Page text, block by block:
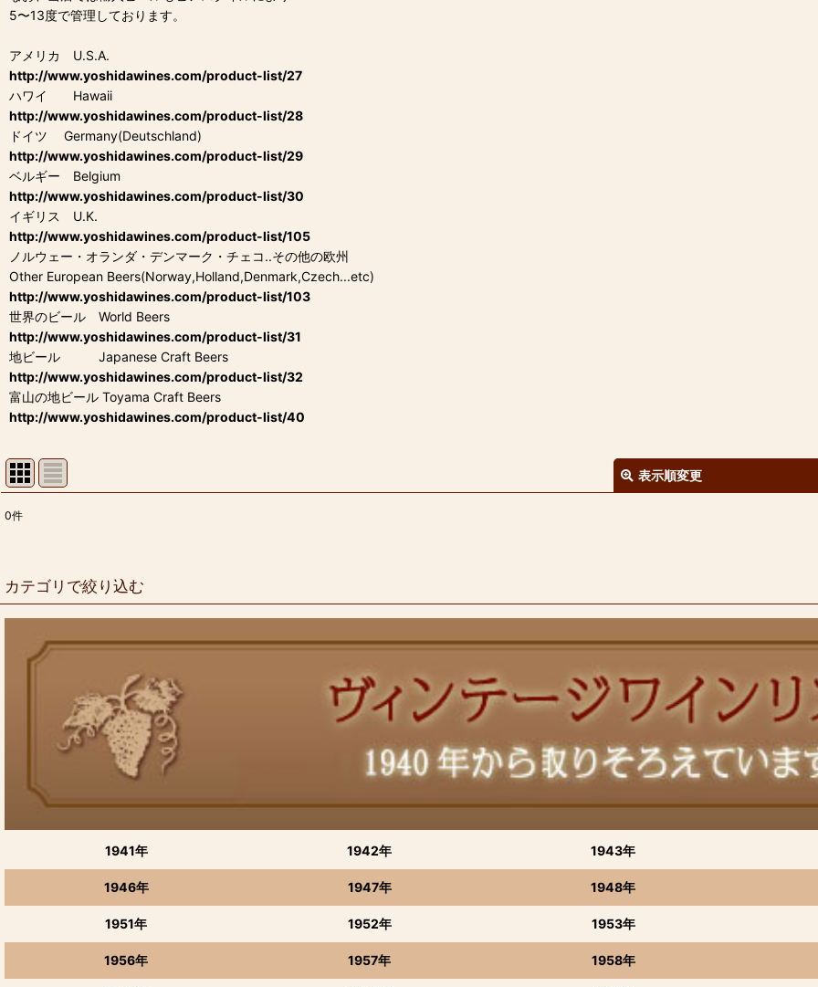
5〜13度で管理しております。
アメリカ U.S.A.
http://www.yoshidawines.com/product-list/27
ハワイ Hawaii
http://www.yoshidawines.com/product-list/28
ドイツ Germany(Deutschland)
http://www.yoshidawines.com/product-list/29
ベルギー Belgium
http://www.yoshidawines.com/product-list/30
イギリス U.K.
http://www.yoshidawines.com/product-list/105
ノルウェー・オランダ・デンマーク・チェコ..その他の欧州
Other European Beers(Norway,Holland,Denmark,Czech...etc)
http://www.yoshidawines.com/product-list/103
世界のビール World Beers
http://www.yoshidawines.com/product-list/31
地ビール Japanese Craft Beers
http://www.yoshidawines.com/product-list/32
富山の地ビール Toyama Craft Beers
http://www.yoshidawines.com/product-list/40
表示順変更
並び順
0件
カテゴリで絞り込む
富山のクラフトビール(地ビール)
地ビール 定番＆限定品
アメリカ・クラフトビール（U.S.A.Beer）
ドイツビール オーストリア
ベルギービール
イギリスビール
世界のビール
1941年 1942年 1943年
1946年 1947年 1948年
1951年 1952年 1953年
1956年 1957年 1958年